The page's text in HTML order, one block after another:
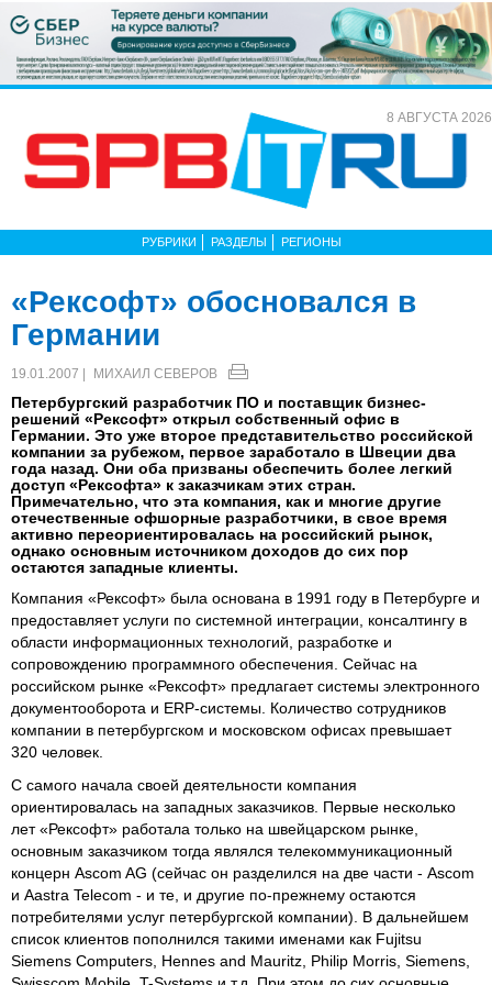
8 АВГУСТА 2026
РУБРИКИ РАЗДЕЛЫ РЕГИОНЫ
«Рексофт» обосновался в
Германии
19.01.2007 | МИХАИЛ СЕВЕРОВ
Петербургский разработчик ПО и поставщик бизнес-
решений «Рексофт» открыл собственный офис в
Германии. Это уже второе представительство российской
компании за рубежом, первое заработало в Швеции два
года назад. Они оба призваны обеспечить более легкий
доступ «Рексофта» к заказчикам этих стран.
Примечательно, что эта компания, как и многие другие
отечественные офшорные разработчики, в свое время
активно переориентировалась на российский рынок,
однако основным источником доходов до сих пор
остаются западные клиенты.
Компания «Рексофт» была основана в 1991 году в Петербурге и
предоставляет услуги по системной интеграции, консалтингу в
области информационных технологий, разработке и
сопровождению программного обеспечения. Сейчас на
российском рынке «Рексофт» предлагает системы электронного
документооборота и ERP-системы. Количество сотрудников
компании в петербургском и московском офисах превышает
320 человек.
С самого начала своей деятельности компания
ориентировалась на западных заказчиков. Первые несколько
лет «Рексофт» работала только на швейцарском рынке,
основным заказчиком тогда являлся телекоммуникационный
концерн Ascom AG (сейчас он разделился на две части - Ascom
и Aastra Telecom - и те, и другие по-прежнему остаются
потребителями услуг петербургской компании). В дальнейшем
список клиентов пополнился такими именами как Fujitsu
Siemens Computers, Hennes and Mauritz, Philip Morris, Siemens,